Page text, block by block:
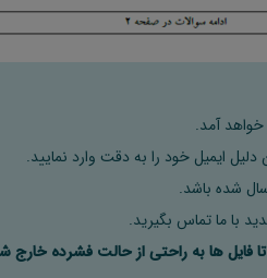
خواهد آمد.
ایمیل خود را به دقت وارد نمایید.
با ما تماس بگیرید.